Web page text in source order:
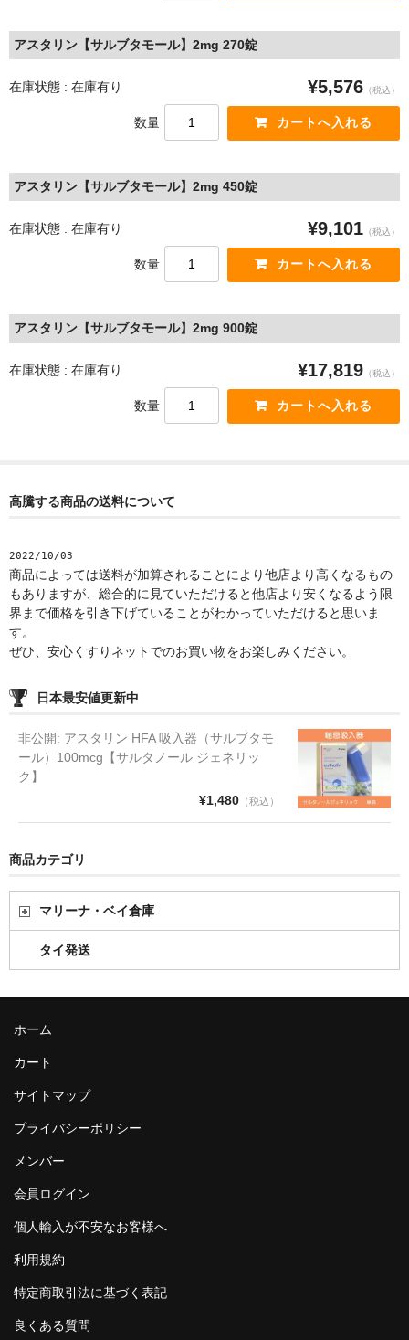
アスタリン【サルブタモール】2mg 270錠
在庫状態 : 在庫有り ¥5,576 （税込）
数量
アスタリン【サルブタモール】2mg 450錠
在庫状態 : 在庫有り ¥9,101 （税込）
数量
アスタリン【サルブタモール】2mg 900錠
在庫状態 : 在庫有り ¥17,819 （税込）
数量
高騰する商品の送料について
2022/10/03
商品によっては送料が加算されることにより他店より高くなるもの
もありますが、総合的に見ていただけると他店より安くなるよう限
界まで価格を引き下げていることがわかっていただけると思いま
す。
ぜひ、安心くすりネットでのお買い物をお楽しみください。
日本最安値更新中
非公開: アスタリン HFA 吸入器（サルブタモ
ール）100mcg【サルタノール ジェネリッ
ク】
¥1,480（税込）
商品カテゴリ
マリーナ・ベイ倉庫
タイ発送
ホーム
カート
サイトマップ
プライバシーポリシー
メンバー
会員ログイン
個人輸入が不安なお客様へ
利用規約
特定商取引法に基づく表記
良くある質問